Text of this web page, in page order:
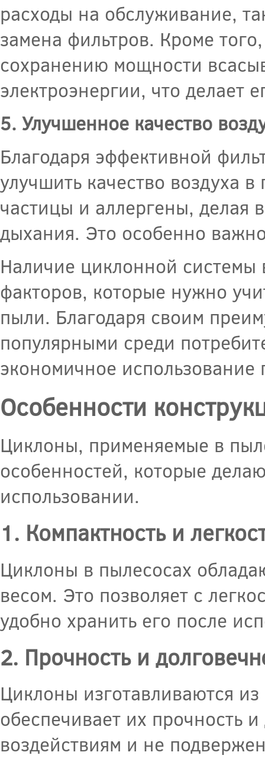
расходы на обслуживание,
замена фильтров. Кроме
сохранению мощности
электроэнергии, что делает
5. Улучшенное качество
Благодаря эффективной
улучшить качество воздуха
частицы и аллергены, делая
дыхания. Это особенно
Наличие циклонной системы
факторов, которые нужно
пыли. Благодаря своим
популярными среди
экономичное
Особенности
Циклоны, применяемые в
особенностей, которые
использовании.
1. Компактность и
Циклоны в пылесосах
весом. Это позволяет с
удобно хранить его после
2. Прочность и
Циклоны изготавливаются
обеспечивает их прочность
воздействиям и не